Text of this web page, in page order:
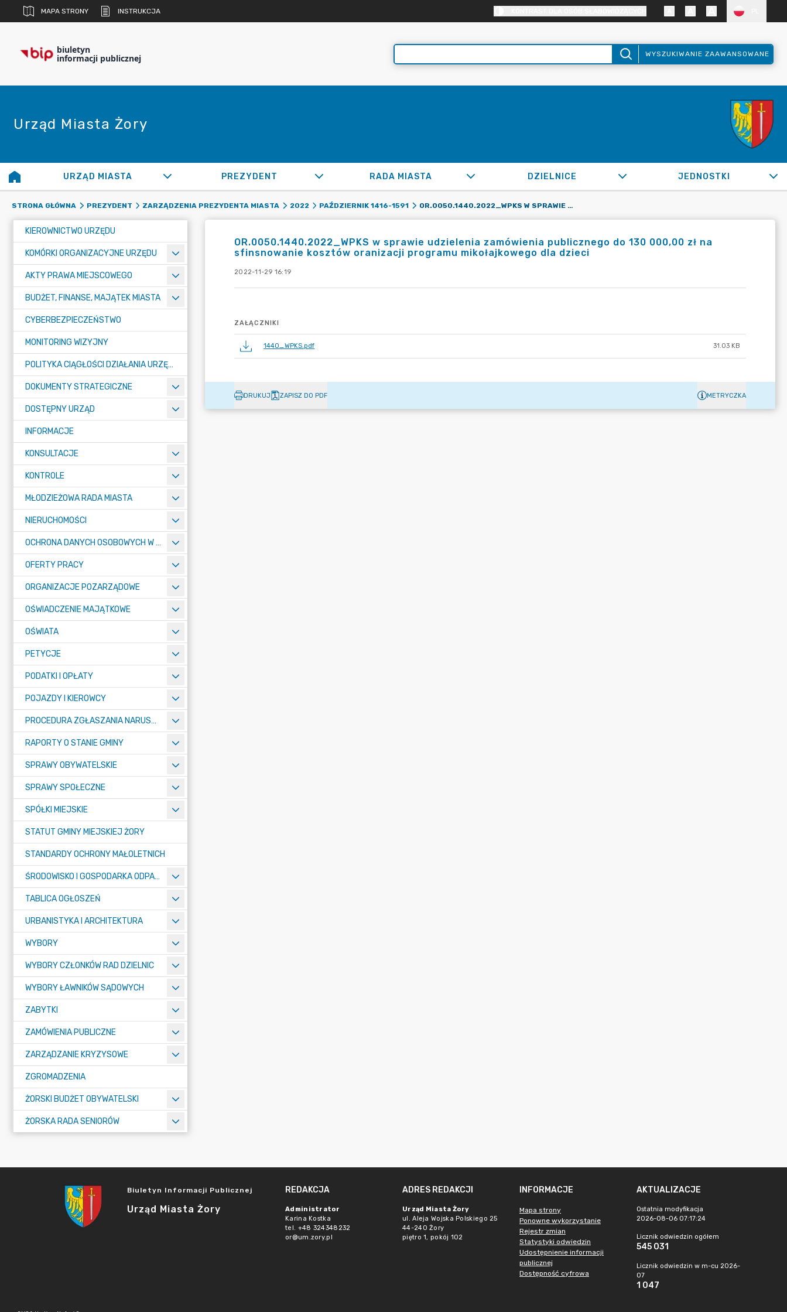
MAPA STRONY INSTRUKCJA
biuletyn
informacji publicznej WYSZUKIWANIE ZAAWANSOWANE
Urząd Miasta Żory
URZĄD MIASTA PREZYDENT RADA MIASTA DZIELNICE JEDNOSTKI
STRONA GŁÓWNA PREZYDENT ZARZĄDZENIA PREZYDENTA MIASTA 2022 PAŹDZIERNIK 1416-1591 OR.0050.1440.2022_WPKS W SPRAWIE UDZIELENIA ZAMÓWIENIA PUBLICZNEGO DO 130 000,00 ZŁ NA SFINSNOWANIE KOSZTÓW ORANIZACJI PROGRAMU MIKOŁAJKOWEGO DLA DZIECI
KIEROWNICTWO URZĘDU
KOMÓRKI ORGANIZACYJNE URZĘDU
AKTY PRAWA MIEJSCOWEGO
BUDŻET, FINANSE, MAJĄTEK MIASTA
CYBERBEZPIECZEŃSTWO
MONITORING WIZYJNY
POLITYKA CIĄGŁOŚCI DZIAŁANIA URZĘDU MIASTA ŻORY
DOKUMENTY STRATEGICZNE
DOSTĘPNY URZĄD
INFORMACJE
KONSULTACJE
KONTROLE
MŁODZIEŻOWA RADA MIASTA
NIERUCHOMOŚCI
OCHRONA DANYCH OSOBOWYCH W URZĘDZIE MIASTA ŻORY - RODO
OFERTY PRACY
ORGANIZACJE POZARZĄDOWE
OŚWIADCZENIE MAJĄTKOWE
OŚWIATA
PETYCJE
PODATKI I OPŁATY
POJAZDY I KIEROWCY
PROCEDURA ZGŁASZANIA NARUSZEŃ PRAWA
RAPORTY O STANIE GMINY
SPRAWY OBYWATELSKIE
SPRAWY SPOŁECZNE
SPÓŁKI MIEJSKIE
STATUT GMINY MIEJSKIEJ ŻORY
STANDARDY OCHRONY MAŁOLETNICH
ŚRODOWISKO I GOSPODARKA ODPADAMI
TABLICA OGŁOSZEŃ
URBANISTYKA I ARCHITEKTURA
WYBORY
WYBORY CZŁONKÓW RAD DZIELNIC
WYBORY ŁAWNIKÓW SĄDOWYCH
ZABYTKI
ZAMÓWIENIA PUBLICZNE
ZARZĄDZANIE KRYZYSOWE
ZGROMADZENIA
ŻORSKI BUDŻET OBYWATELSKI
ŻORSKA RADA SENIORÓW
OR.0050.1440.2022_WPKS w sprawie udzielenia zamówienia publicznego do 130 000,00 zł na
sfinsnowanie kosztów oranizacji programu mikołajkowego dla dzieci
2022-11-29 16:19
ZAŁĄCZNIKI
1440_WPKS.pdf 31.03 KB
DRUKUJ ZAPISZ DO PDF METRYCZKA
Biuletyn Informacji Publicznej
Urząd Miasta Żory
REDAKCJA
Administrator
Karina Kostka
tel. +48 324348232
or@um.zory.pl
ADRES REDAKCJI
Urząd Miasta Żory
ul. Aleja Wojska Polskiego 25
44-240 Żory
piętro 1, pokój 102
INFORMACJE
Mapa strony
Ponowne wykorzystanie
Rejestr zmian
Statystyki odwiedzin
Udostępnienie informacji
publicznej
Dostępność cyfrowa
AKTUALIZACJE
Ostatnia modyfikacja
2026-08-06 07:17:24
Licznik odwiedzin ogółem
545 031
Licznik odwiedzin w m-cu 2026-
07
1 047